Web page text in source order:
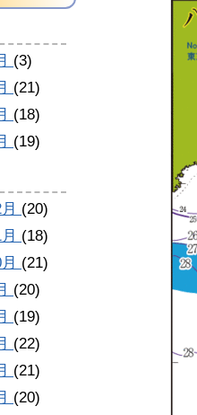
(3)
(21)
(18)
(19)
(20)
(18)
(21)
(20)
(19)
(22)
(21)
(20)